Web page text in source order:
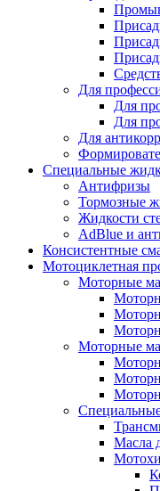
Для
Для
Для
Для
Специальные
Антифризы
Тормозные
Жидкости
AdBlue и
Консистентные
Мотоциклетная
Моторные
Моторные
Масла